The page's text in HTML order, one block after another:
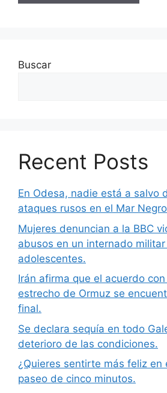
Buscar
Recent Posts
En Odesa, nadie está a salvo
ataques rusos en el Mar
Mujeres denuncian a la BBC
abusos en un internado militar
adolescentes.
Irán afirma que el acuerdo
estrecho de Ormuz se
final.
Se declara sequía en todo
deterioro de las condiciones.
¿Quieres sentirte más feliz en
paseo de cinco minutos.